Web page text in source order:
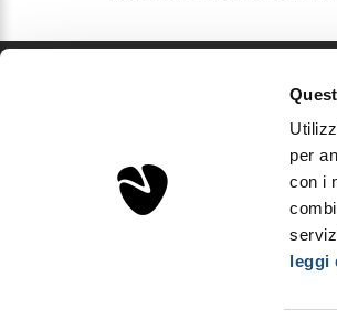
per
con i
leggi
Via Podgora, 5 - 20122 Milano, Italia
P.Iva IT03893310163 - REA